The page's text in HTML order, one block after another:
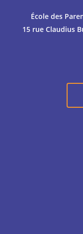
École des
15 rue Claudius